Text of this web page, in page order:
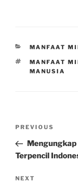
CATEGORIES
MANFAAT
TAGS
MANFAAT
MANUSIA
Previous
Post
PREVIOUS
Mengungkap
Terpencil
Next
NEXT